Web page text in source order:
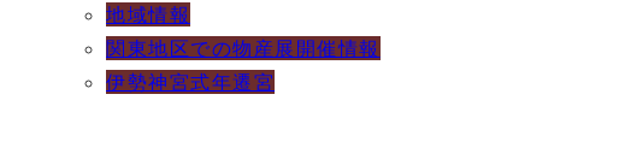
地域情報
関東地区での物産展開催情報
伊勢神宮式年遷宮